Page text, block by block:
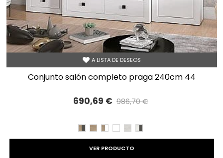
A LISTA DE DESEOS
conjunto salón completo praga 240cm 44
690,69 € 986,70 €
CAMBRIAN/PIZARRA
CAMBRIAN
CAMBRIAN/BLANCO
BLANCO
TIBETTIBET/PIZARRA
VER PRODUCTO